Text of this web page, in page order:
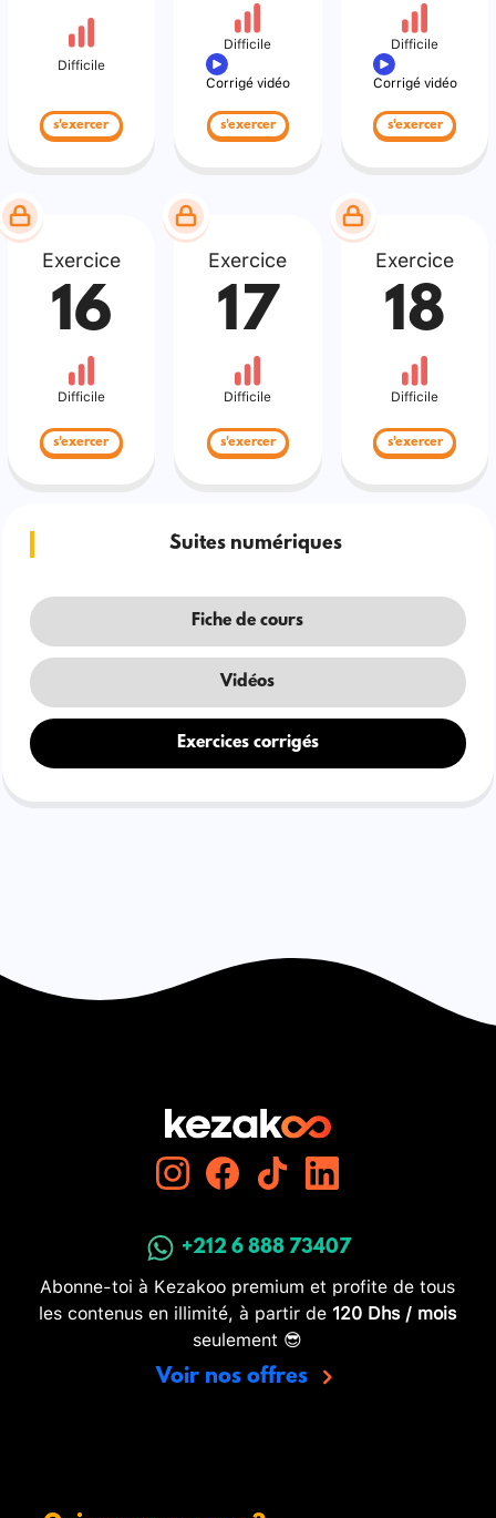
Difficile
s'exercer
Difficile
Corrigé vidéo
s'exercer
Difficile
Corrigé vidéo
s'exercer
Exercice
16
Difficile
s'exercer
Exercice
17
Difficile
s'exercer
Exercice
18
Difficile
s'exercer
Suites numériques
Fiche de cours
Vidéos
Exercices corrigés
+212 6 888 73407
Abonne-toi à Kezakoo premium et profite de tous
les contenus en illimité, à partir de 120 Dhs / mois
seulement 😎
Voir nos offres